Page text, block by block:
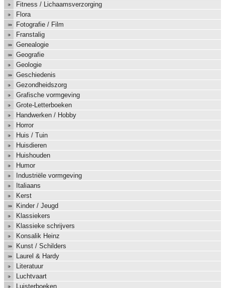
Fitness / Lichaamsverzorging
Flora
Fotografie / Film
Franstalig
Genealogie
Geografie
Geologie
Geschiedenis
Gezondheidszorg
Grafische vormgeving
Grote-Letterboeken
Handwerken / Hobby
Horror
Huis / Tuin
Huisdieren
Huishouden
Humor
Industriële vormgeving
Italiaans
Kerst
Kinder / Jeugd
Klassiekers
Klassieke schrijvers
Konsalik Heinz
Kunst / Schilders
Laurel & Hardy
Literatuur
Luchtvaart
Luisterboeken